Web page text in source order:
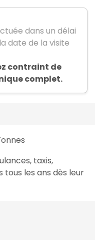
dans un délai
date de la visite
contraint de
complet.
taxis,
les ans dès leur